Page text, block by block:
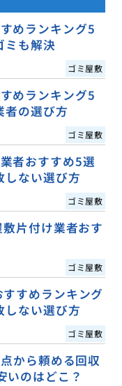
めランキング5
ミも解決
ゴミ屋敷
めランキング5
者の選び方
ゴミ屋敷
者おすすめ5選
しない選び方
ゴミ屋敷
片付け業者おす
ゴミ屋敷
すめランキング
しない選び方
ゴミ屋敷
から頼める回収
いのはどこ？